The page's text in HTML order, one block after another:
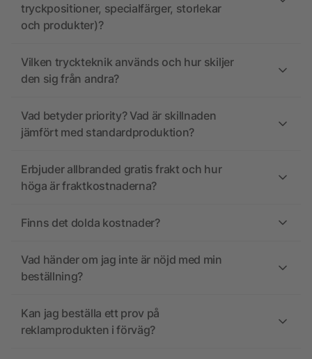
tryckpositioner, specialfärger, storlekar
och produkter)?
Vilken tryckteknik används och hur skiljer
den sig från andra?
Vad betyder priority? Vad är skillnaden
jämfört med standardproduktion?
Erbjuder allbranded gratis frakt och hur
höga är fraktkostnaderna?
Finns det dolda kostnader?
Vad händer om jag inte är nöjd med min
beställning?
Kan jag beställa ett prov på
reklamprodukten i förväg?